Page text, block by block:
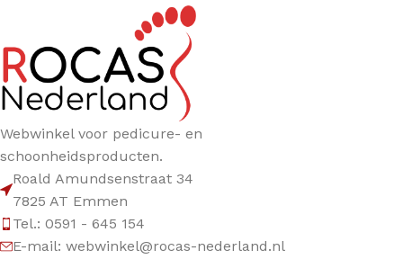
Webwinkel voor pedicure- en
schoonheidsproducten.
Roald Amundsenstraat 34
7825 AT Emmen
Tel.: 0591 - 645 154
E-mail: webwinkel@rocas-nederland.nl